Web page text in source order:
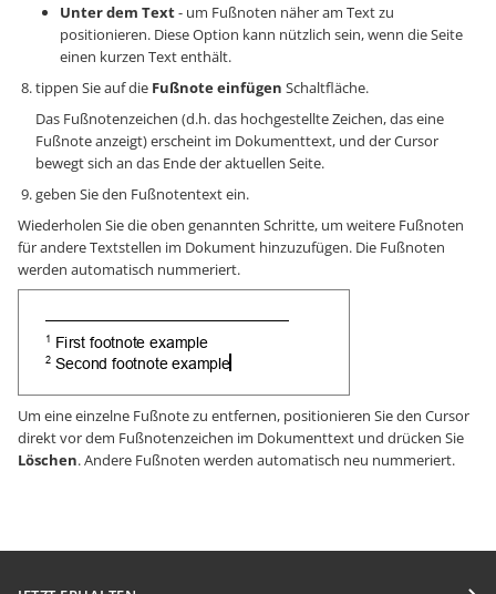
Unter dem Text- um Fußnoten näher am Text zu
positionieren. Diese Option kann nützlich sein, wenn die Seite
einen kurzen Text enthält.
tippen Sie auf die Fußnote einfügen Schaltfläche.
Das Fußnotenzeichen (d.h. das hochgestellte Zeichen, das eine
Fußnote anzeigt) erscheint im Dokumenttext, und der Cursor
bewegt sich an das Ende der aktuellen Seite.
geben Sie den Fußnotentext ein.
Wiederholen Sie die oben genannten Schritte, um weitere Fußnoten
für andere Textstellen im Dokument hinzuzufügen. Die Fußnoten
werden automatisch nummeriert.
Um eine einzelne Fußnote zu entfernen, positionieren Sie den Cursor
direkt vor dem Fußnotenzeichen im Dokumenttext und drücken Sie
Löschen. Andere Fußnoten werden automatisch neu nummeriert.